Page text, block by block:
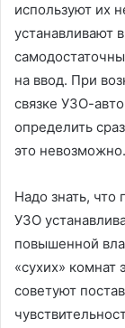
используют их
устанавливают
на ввод. При
связке УЗО-
определить
это невозможно.
Надо знать,
УЗО
повышенной
«сухих» комнат
советуют